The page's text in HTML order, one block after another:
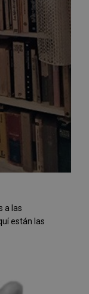
a las
están las